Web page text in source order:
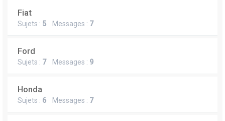
Fiat
Sujets : 5 Messages : 7
Ford
Sujets : 7Messages : 9
Honda
Sujets : 6 Messages : 7